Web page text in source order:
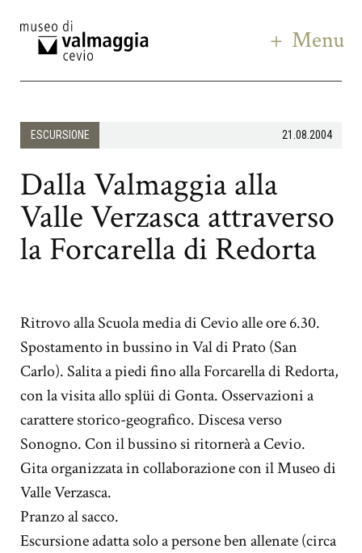
Menu
ESCURSIONE 21.08.2004
Dalla Valmaggia alla
Valle Verzasca attraverso
la Forcarella di Redorta
Ritrovo alla Scuola media di Cevio alle ore 6.30.
Spostamento in bussino in Val di Prato (San
Carlo). Salita a piedi fino alla Forcarella di Redorta,
con la visita allo splüi di Gonta. Osservazioni a
carattere storico-geografico. Discesa verso
Sonogno. Con il bussino si ritornerà a Cevio.
Gita organizzata in collaborazione con il Museo di
Valle Verzasca.
Pranzo al sacco.
Escursione adatta solo a persone ben allenate (circa